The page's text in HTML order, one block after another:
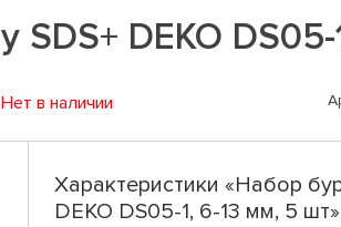
SDS+ DEKO
Нет в наличии
Характеристики «Набор
DEKO DS05-1, 6-13 мм, 5 шт»